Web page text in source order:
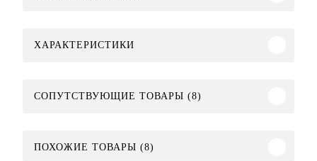
ХАРАКТЕРИСТИКИ
СОПУТСТВУЮЩИЕ ТОВАРЫ (8)
ПОХОЖИЕ ТОВАРЫ (8)